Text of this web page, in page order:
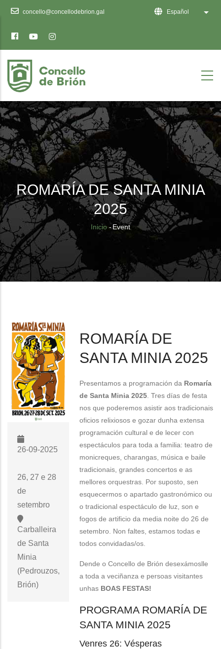
sitio
web
inclúe
un
sistema
de
accesibilidade.
concello@concellodebrion.gal Español Lista
ROMARÍA DE SANTA MINIA
2025
Sobrescribir
ayuda
navegación
Inicio -Event
26-09-2025
26, 27 e 28
de
setembro
Carballeira
de Santa
Minia
(Pedrouzos,
Brión)
ROMARÍA DE
SANTA MINIA 2025
Presentamos a programación da Romaría
de Santa Minia 2025 . Tres días de festa
nos que poderemos asistir aos tradicionais
oficios relixiosos e gozar dunha extensa
programación cultural e de lecer con
espectáculos para toda a familia: teatro de
monicreques, charangas, música e baile
tradicionais, grandes concertos e as
mellores orquestras. Por suposto, sen
esquecermos o apartado gastronómico ou
o tradicional espectáculo de luz, son e
fogos de artificio da media noite do 26 de
setembro. Non faltes, estamos todas e
todos convidadas/os.
Dende o Concello de Brión desexámoslle
a toda a veciñanza e persoas visitantes
unhas BOAS FESTAS!
PROGRAMA ROMARÍA DE
SANTA MINIA 2025
Venres 26: Vésperas